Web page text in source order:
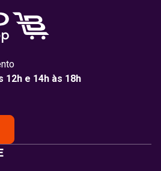
12h e 14h às 18h